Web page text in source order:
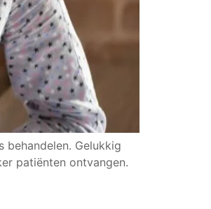
Gelukkig
patiënten ontvangen.